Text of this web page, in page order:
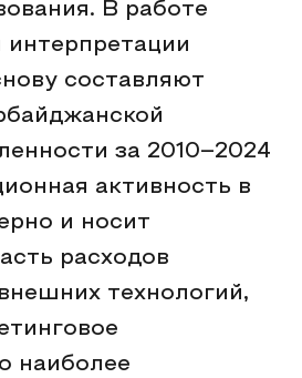
В работе
составляют
за 2010–2024
активность в
и носит
расходов
технологий,
наиболее